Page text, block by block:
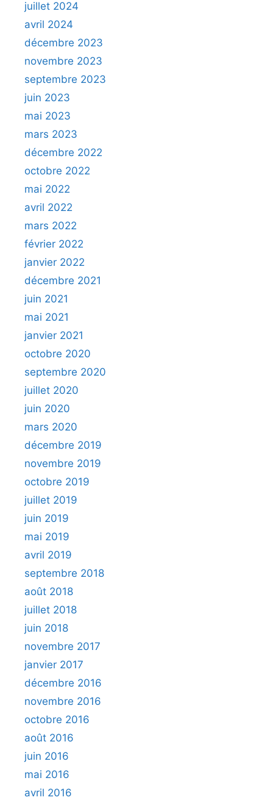
juillet 2024
avril 2024
décembre 2023
novembre 2023
septembre 2023
juin 2023
mai 2023
mars 2023
décembre 2022
octobre 2022
mai 2022
avril 2022
mars 2022
février 2022
janvier 2022
décembre 2021
juin 2021
mai 2021
janvier 2021
octobre 2020
septembre 2020
juillet 2020
juin 2020
mars 2020
décembre 2019
novembre 2019
octobre 2019
juillet 2019
juin 2019
mai 2019
avril 2019
septembre 2018
août 2018
juillet 2018
juin 2018
novembre 2017
janvier 2017
décembre 2016
novembre 2016
octobre 2016
août 2016
juin 2016
mai 2016
avril 2016